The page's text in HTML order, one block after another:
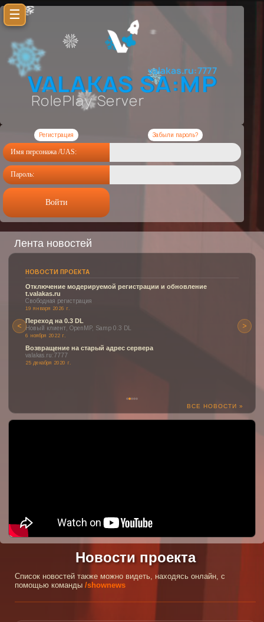
Регистрация Забыли пароль?
Имя персонажа /UAS:
Пароль:
Войти
☰
видео о проекте!
Лента новостей
< >
НОВОСТИ ПРОЕКТА
Отключение модерируемой регистрации и обновление
t.valakas.ru
Свободная регистрация
19 января 2026 г.
Переход на 0.3 DL
Новый клиент, OpenMP, Samp 0.3 DL
6 ноября 2022 г.
Возвращение на старый адрес сервера
valakas.ru:7777
25 декабря 2020 г.
ВСЕ НОВОСТИ »
Новости проекта
Список новостей также можно видеть, находясь онлайн, с
помощью команды /shownews